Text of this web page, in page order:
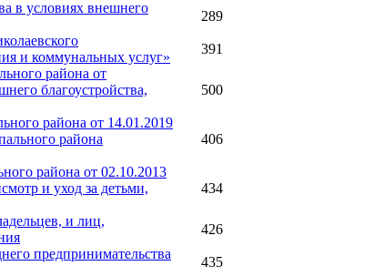
в условиях внешнего
289
и коммунальных услуг»
391
района от
благоустройства,
500
района от 14.01.2019
района
406
района от 02.10.2013
и уход за детьми,
434
и лиц,
426
предпринимательства
435